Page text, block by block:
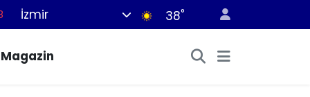
İzmir 38°
Magazin